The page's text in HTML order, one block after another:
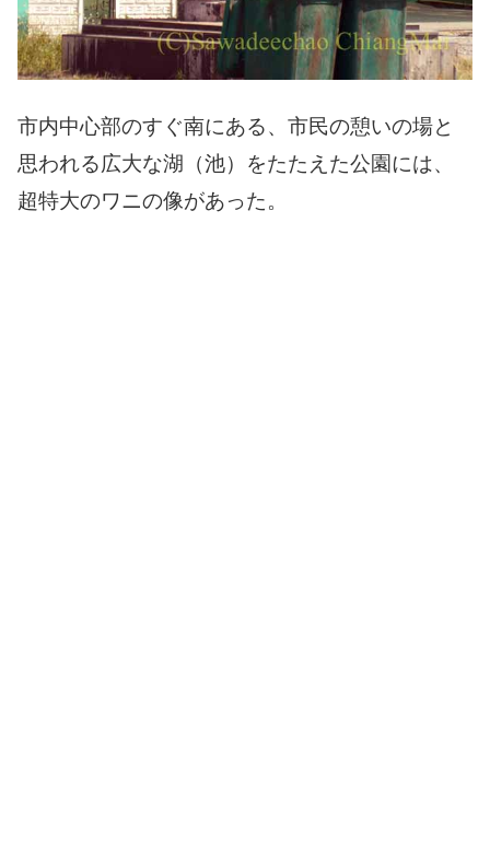
市内中心部のすぐ南にある、市民の憩いの場と
思われる広大な湖（池）をたたえた公園には、
超特大のワニの像があった。